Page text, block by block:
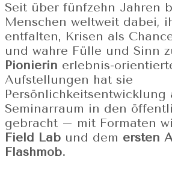
Seit über fünfzehn Jahren
Menschen weltweit dabei,
entfalten, Krisen als
und wahre Fülle und Sinn
Pionierin erlebnis-
Aufstellungen hat sie
Persönlichkeitsentwicklung
Seminarraum in den
gebracht – mit Formaten
Field Lab und dem ersten
Flashmob.